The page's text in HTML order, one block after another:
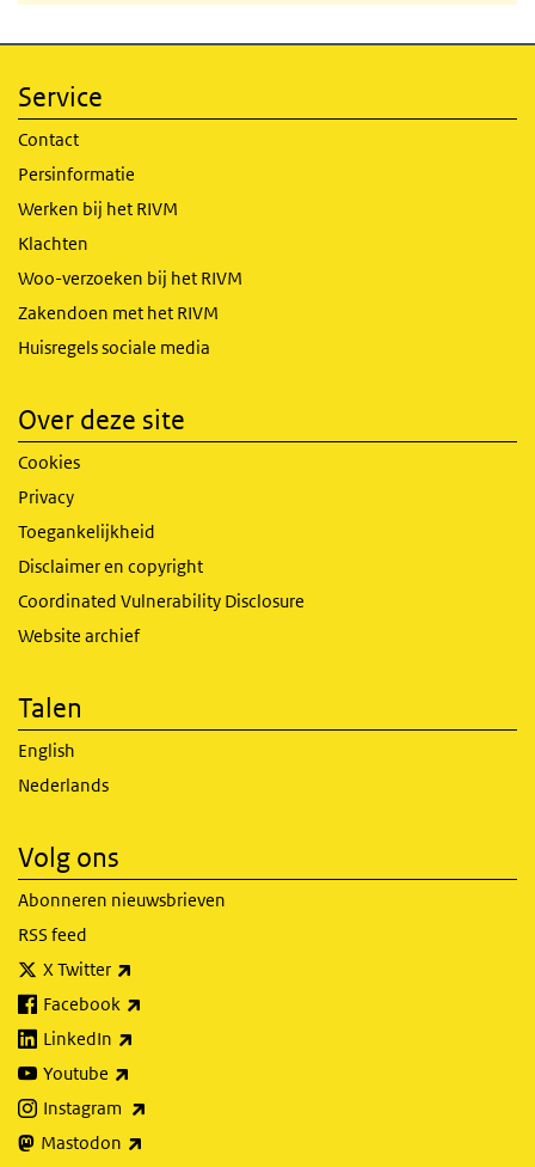
Service
Contact
Persinformatie
Werken bij het RIVM
Klachten
Woo-verzoeken bij het RIVM
Zakendoen met het RIVM
Huisregels sociale media
Over deze site
Cookies
Privacy
Toegankelijkheid
Disclaimer en copyright
Coordinated Vulnerability Disclosure
Website archief
Talen
English
Nederlands
Volg ons
Abonneren nieuwsbrieven
RSS feed
X Twitter
Facebook
LinkedIn
Youtube
Instagram
Mastodon